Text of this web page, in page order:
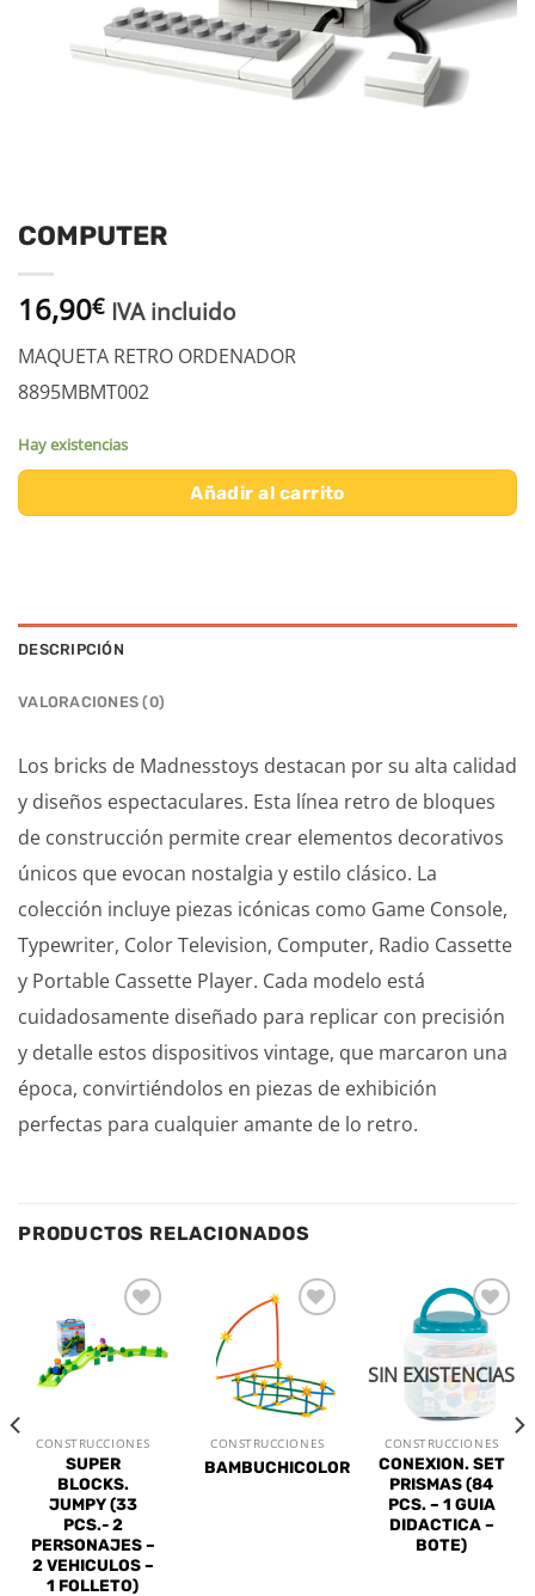
COMPUTER
16,90€ IVA incluido
MAQUETA RETRO ORDENADOR
8895MBMT002
Hay existencias
Añadir al carrito
DESCRIPCIÓN
VALORACIONES (0)
Los bricks de Madnesstoys destacan por su alta calidad
y diseños espectaculares. Esta línea retro de bloques
de construcción permite crear elementos decorativos
únicos que evocan nostalgia y estilo clásico. La
colección incluye piezas icónicas como Game Console,
Typewriter, Color Television, Computer, Radio Cassette
y Portable Cassette Player. Cada modelo está
cuidadosamente diseñado para replicar con precisión
y detalle estos dispositivos vintage, que marcaron una
época, convirtiéndolos en piezas de exhibición
perfectas para cualquier amante de lo retro.
PRODUCTOS RELACIONADOS
a la
lista de
CONSTRUCCIONES
SUPER
BLOCKS.
JUMPY (33
PCS.- 2
PERSONAJES –
2 VEHICULOS –
1 FOLLETO)
lista de
deseos
CONSTRUCCIONES
BAMBUCHICOLOR
Añadir
a la
lista de
deseos
SIN EXISTENCIAS
CONSTRUCCIONES
CONEXION. SET
PRISMAS (84
PCS. – 1 GUIA
DIDACTICA –
BOTE)